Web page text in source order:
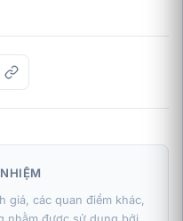
giá, các quan điểm khác,